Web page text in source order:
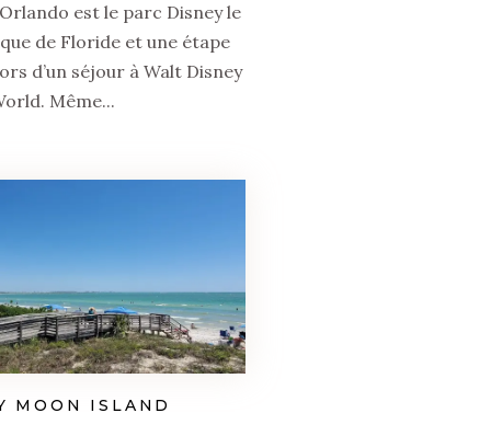
est le parc Disney le
de Floride et une étape
d’un séjour à Walt Disney
Même...
MOON ISLAND